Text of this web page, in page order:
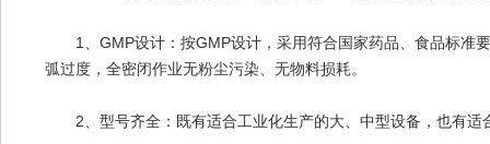
1、GMP设计：按GMP设计，采用符合国家药品、食品标准
弧过度，全密闭作业无粉尘污染、无物料损耗。
2、型号齐全：既有适合工业化生产的大、中型设备，也有适